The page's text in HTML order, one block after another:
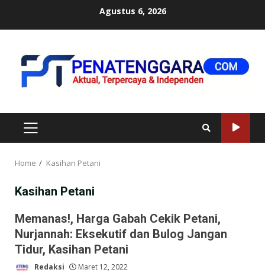
Agustus 6, 2026
PRIMARY
MENU
Home Kasihan Petani
Kasihan Petani
Memanas!, Harga Gabah Cekik Petani,
Nurjannah: Eksekutif dan Bulog Jangan
Tidur, Kasihan Petani
Redaksi Maret 12, 2022